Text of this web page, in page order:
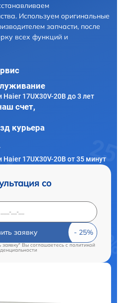
Используем оригинальные
запчасти, после
всех функций и
17UX30V-20B до 3 лет
счет,
курьера
17UX30V-20B от 35 минут
со
заявку
Вы соглашаетесь cполитикой